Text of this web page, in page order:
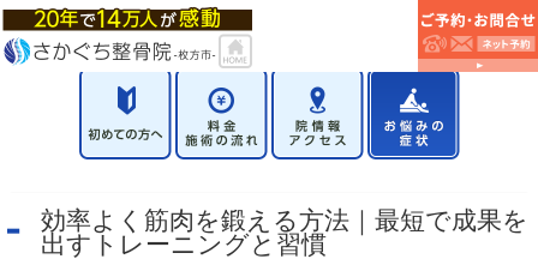
効率よく筋肉を鍛える方法｜最短で成果を
出すトレーニングと習慣